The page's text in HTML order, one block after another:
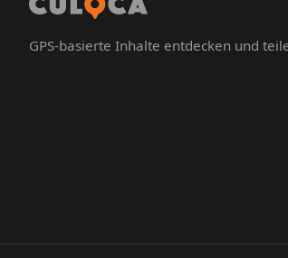
GPS-basierte Inhalte entdecken und